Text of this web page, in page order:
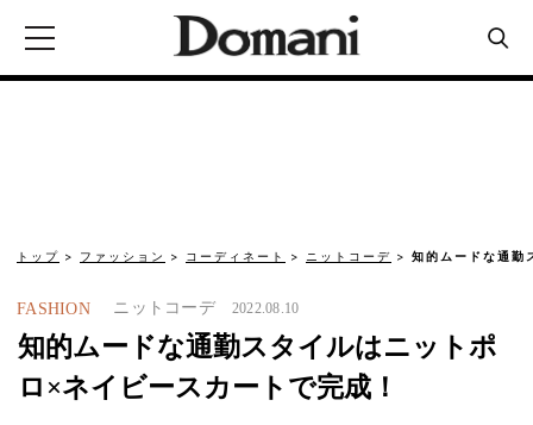
トップ ファッション コーディネート ニットコーデ 知的ムードな通勤
FASHION ニットコーデ 2022.08.10
知的ムードな通勤スタイルはニットポ
ロ×ネイビースカートで完成！